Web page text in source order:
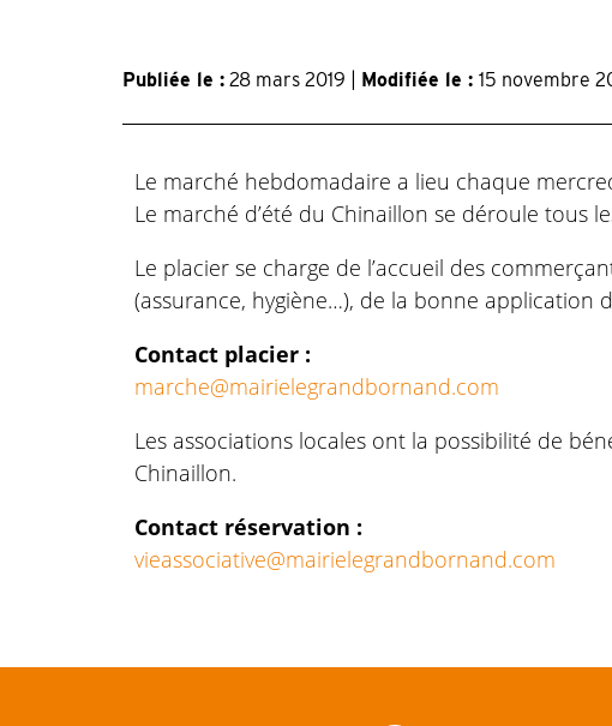
Publiée le : 28 mars 2019 | Modifiée le : 15 novembre
Le marché hebdomadaire a lieu chaque
Le marché d’été du Chinaillon se déroule tous
Le placier se charge de l’accueil des
(assurance, hygiène…), de la bonne application
Contact placier :
marche@mairielegrandbornand.com
Les associations locales ont la possibilité de
Chinaillon.
Contact réservation :
vieassociative@mairielegrandbornand.com